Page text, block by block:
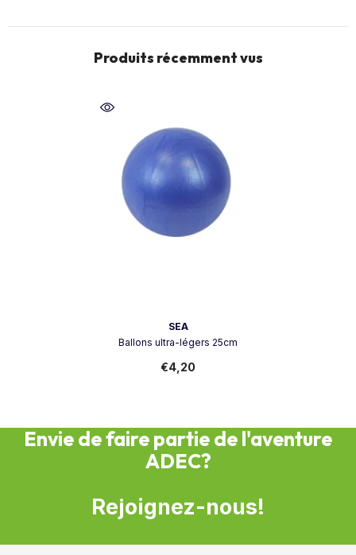
Produits récemment vus
SEA
Ballons ultra-légers 25cm
€4,20
Envie de faire partie de l'aventure
ADEC?
Rejoignez-nous!